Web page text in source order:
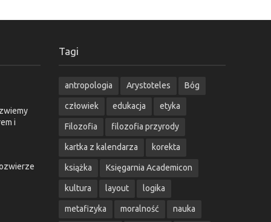
i
Tagi
antropologia Arystoteles Bóg
człowiek edukacja etyka
Filozofia filozofia przyrody
kartka z kalendarza korekta
książka Księgarnia Academicon
kultura layout logika
metafizyka moralność nauka